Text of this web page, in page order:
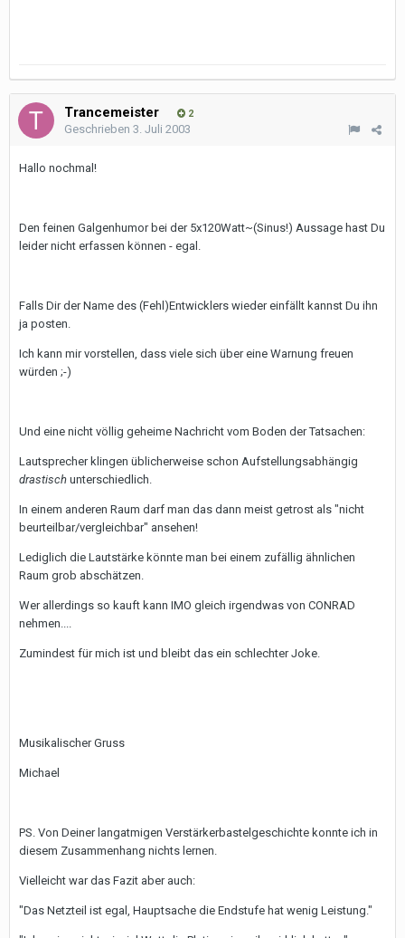
Trancemeister 2
Geschrieben 3. Juli 2003
Hallo nochmal!
Den feinen Galgenhumor bei der 5x120Watt~(Sinus!) Aussage hast Du
leider nicht erfassen können - egal.
Falls Dir der Name des (Fehl)Entwicklers wieder einfällt kannst Du ihn
ja posten.
Ich kann mir vorstellen, dass viele sich über eine Warnung freuen
würden ;-)
Und eine nicht völlig geheime Nachricht vom Boden der Tatsachen:
Lautsprecher klingen üblicherweise schon Aufstellungsabhängig
drastisch unterschiedlich.
In einem anderen Raum darf man das dann meist getrost als "nicht
beurteilbar/vergleichbar" ansehen!
Lediglich die Lautstärke könnte man bei einem zufällig ähnlichen
Raum grob abschätzen.
Wer allerdings so kauft kann IMO gleich irgendwas von CONRAD
nehmen....
Zumindest für mich ist und bleibt das ein schlechter Joke.
Musikalischer Gruss
Michael
PS. Von Deiner langatmigen Verstärkerbastelgeschichte konnte ich in
diesem Zusammenhang nichts lernen.
Vielleicht war das Fazit aber auch:
"Das Netzteil ist egal, Hauptsache die Endstufe hat wenig Leistung."